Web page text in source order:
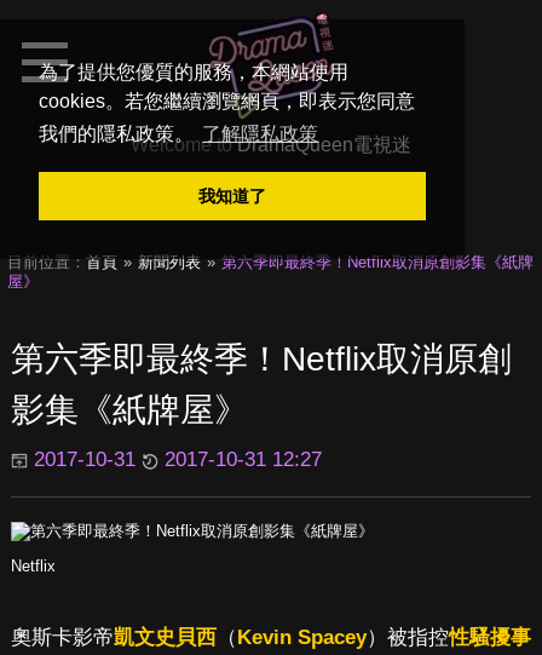
為了提供您優質的服務，本網站使用
cookies。若您繼續瀏覽網頁，即表示您同意
我們的隱私政策。
了解隱私政策
我知道了
Welcome toDramaQueen電視迷
目前位置： 首頁 新聞列表
第六季即最終季！Netflix取消原創影集《紙牌
屋》
第六季即最終季！Netflix取消原創
影集《紙牌屋》
2017-10-31 2017-10-31 12:27
Netflix
奧斯卡影帝凱文史貝西（Kevin Spacey）被指控性騷擾事